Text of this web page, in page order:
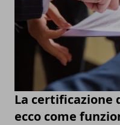
La certificazione
ecco come